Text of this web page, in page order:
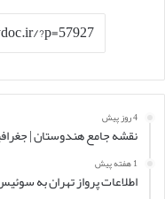
4 روز پیش
نقشه جامع هندوستان |
1 هفته پیش
اطلاعات پرواز تهران به